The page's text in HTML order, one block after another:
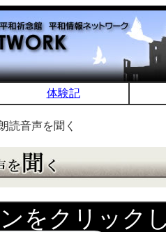
体験記
読音声を聞く
をクリック